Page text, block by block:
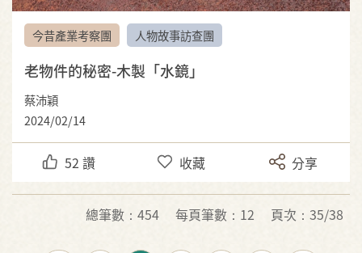
今昔產業考察團 人物故事訪查團
老物件的秘密-木製「水鏡」
蔡沛穎
2024/02/14
52 讚 收藏 分享
總筆數：454 每頁筆數：12 頁次：35/38